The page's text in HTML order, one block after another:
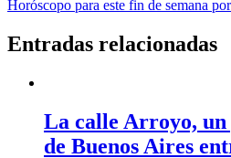
de
entradas
Horóscopo para este fin de semana
Entradas relacionadas
La calle Arroyo, un
de Buenos Aires